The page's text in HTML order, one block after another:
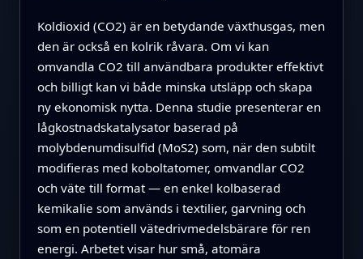
Koldioxid (CO2) är en betydande växthusgas, men
den är också en kolrik råvara. Om vi kan
omvandla CO2 till användbara produkter effektivt
och billigt kan vi både minska utsläpp och skapa
ny ekonomisk nytta. Denna studie presenterar en
lågkostnadskatalysator baserad på
molybdenumdisulfid (MoS2) som, när den subtilt
modifieras med koboltatomer, omvandlar CO2
och väte till format — en enkel kolbaserad
kemikalie som används i textilier, garvning och
som en potentiell vätedrivmedelsbärare för ren
energi. Arbetet visar hur små, atomära